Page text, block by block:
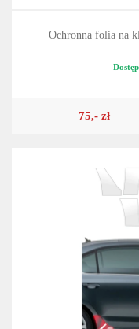
Ochronna folia na
75,- zł